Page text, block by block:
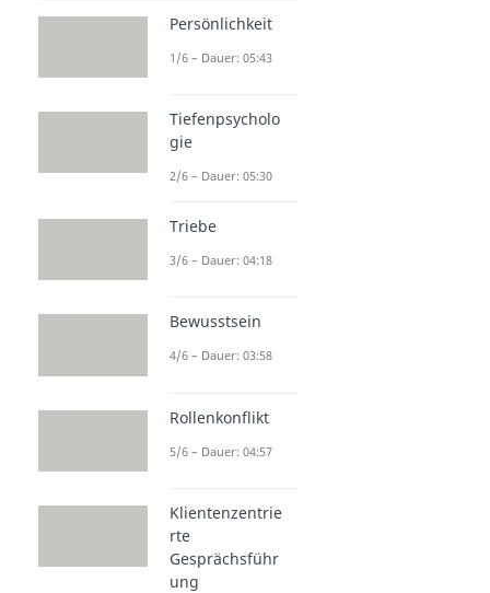
Entschuldigung
Persönlichkeit
1/6 – Dauer: 05:43
Tiefenpsycholo
gie
2/6 – Dauer: 05:30
Triebe
3/6 – Dauer: 04:18
Bewusstsein
4/6 – Dauer: 03:58
Rollenkonflikt
5/6 – Dauer: 04:57
Klientenzentrie
rte
Gesprächsführ
ung